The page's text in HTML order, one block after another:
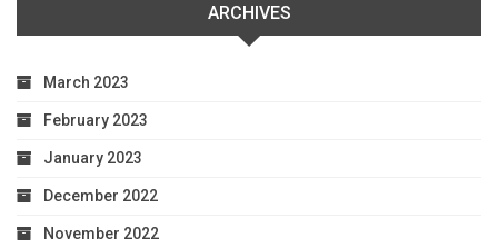
ARCHIVES
March 2023
February 2023
January 2023
December 2022
November 2022